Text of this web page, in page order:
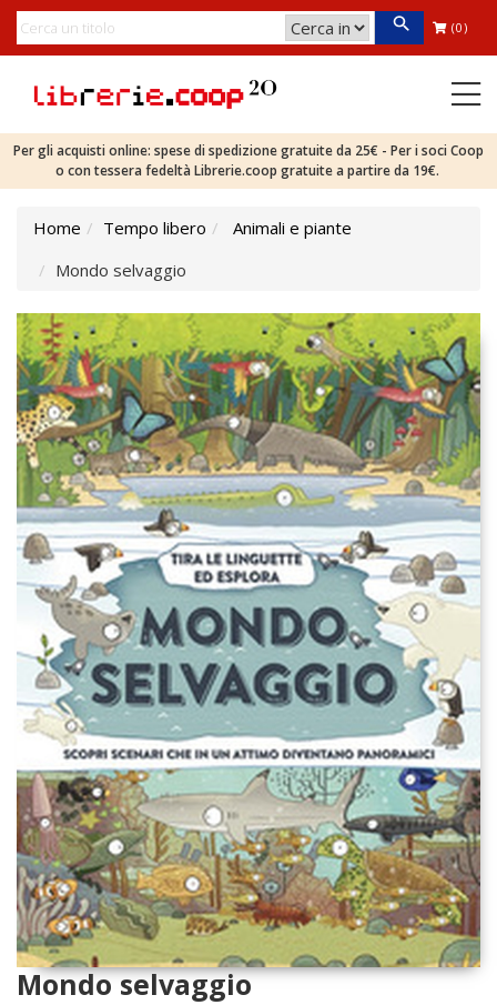
(0)
Per gli acquisti online: spese di spedizione gratuite da 25€ - Per i soci Coop
o con tessera fedeltà Librerie.coop gratuite a partire da 19€.
Home Tempo libero
Animali e piante
Mondo selvaggio
Mondo selvaggio